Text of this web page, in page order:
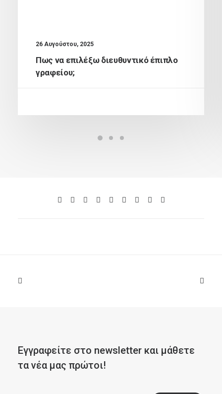
26 Αυγούστου, 2025
Πως να επιλέξω διευθυντικό έπιπλο
γραφείου;
Εγγραφείτε στο newsletter και μάθετε
τα νέα μας πρώτοι!